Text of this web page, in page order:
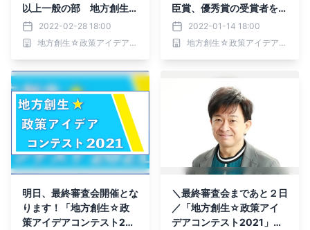
以上一般の部 地方創生担
当大臣賞受賞 株式会社
ビジネスクロス＆株式会社
M.アヴァンス「国産杏仁
里を守る」
2022-02-28 18:00
地方創生☆政策アイデアコンテスト2021事務局
臣賞、優秀賞の受賞者をご
紹介／2022-01-14 18:00
地方創生☆政策アイデアコンテスト2021事務局
明日、最終審査会開催とな
ります！「地方創生☆政
策アイデアコンテスト202
＼最終審査会まであと２日
／「地方創生☆政策アイ
デアコンテスト2021」各